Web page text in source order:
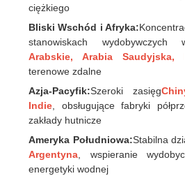
ciężkiego
Bliski Wschód i Afryka:
stanowiskach wydobywczych
Arabskie, Arabia Saudyjska,
terenowe zdalne
Azja-Pacyfik:Szeroki zasięg
Indie, obsługujące fabryki
zakłady hutnicze
Ameryka Południowa:Stabilna
Argentyna, wspieranie
energetyki wodnej